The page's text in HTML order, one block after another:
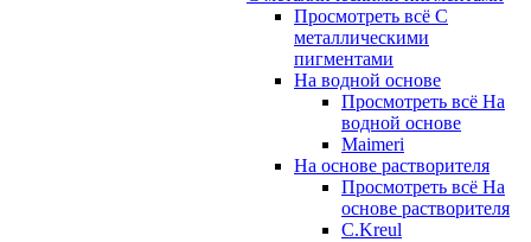
Просмотреть всё С
металлическими
пигментами
На водной основе
Просмотреть всё На
водной основе
Maimeri
На основе растворителя
Просмотреть всё На
основе растворителя
C.Kreul